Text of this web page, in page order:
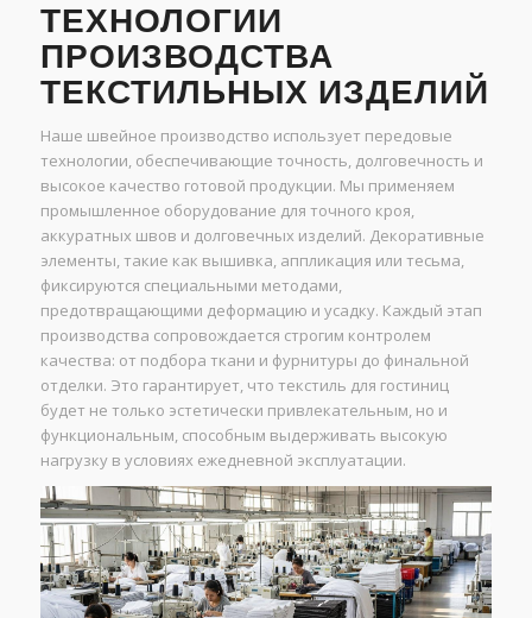
ТЕХНОЛОГИИ
ПРОИЗВОДСТВА
ТЕКСТИЛЬНЫХ ИЗДЕЛИЙ
Наше швейное производство использует передовые
технологии, обеспечивающие точность, долговечность и
высокое качество готовой продукции. Мы применяем
промышленное оборудование для точного кроя,
аккуратных швов и долговечных изделий. Декоративные
элементы, такие как вышивка, аппликация или тесьма,
фиксируются специальными методами,
предотвращающими деформацию и усадку. Каждый этап
производства сопровождается строгим контролем
качества: от подбора ткани и фурнитуры до финальной
отделки. Это гарантирует, что текстиль для гостиниц
будет не только эстетически привлекательным, но и
функциональным, способным выдерживать высокую
нагрузку в условиях ежедневной эксплуатации.